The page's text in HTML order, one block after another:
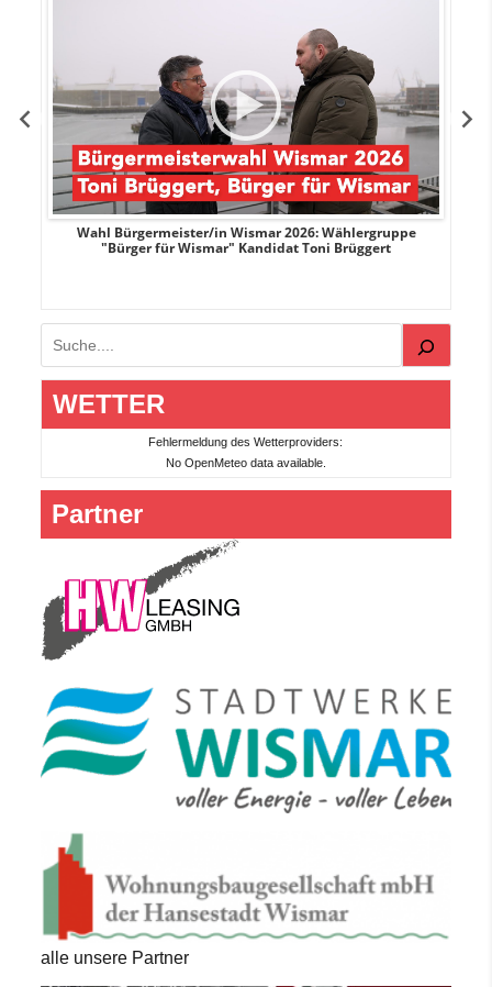
Wahl Bürgermeister/in Wismar 2026: Wählergruppe
"Bürger für Wismar" Kandidat Toni Brüggert
Suchen
WETTER
Fehlermeldung des Wetterproviders:
No OpenMeteo data available.
Partner
alle unsere Partner